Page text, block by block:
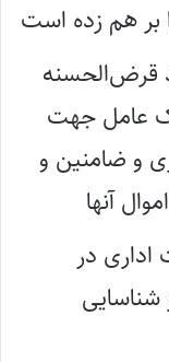
بر هم زده است
عقد قرض‌الحسنه
عامل جهت
و ضامنین و
آنها
در